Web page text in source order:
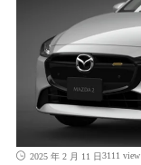
2025 年 2 月 11 日3111 view